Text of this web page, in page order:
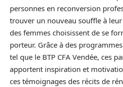
personnes en reconversion
trouver un nouveau souffle à
des femmes choisissent de se
porteur. Grâce à des
tel que le BTP CFA Vendée, ces
apportent inspiration et
ces témoignages des récits de